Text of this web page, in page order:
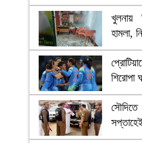
খুলনায়
হামলা,
শিরোপা